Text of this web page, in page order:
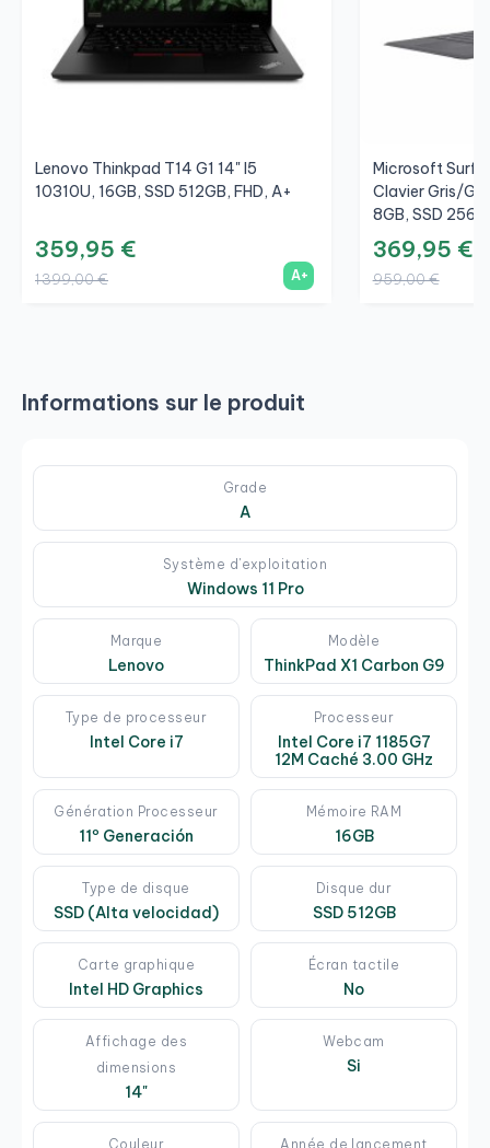
Lenovo Thinkpad T14 G1 14" I5
10310U, 16GB, SSD 512GB, FHD, A+
359,95 €
1 399,00 € A+
Microsoft
Clavier Gris/
8GB, SSD
369,95 €
959,00 €
Informations sur le produit
Grade
A
Système d'exploitation
Windows 11 Pro
Marque
Lenovo
Modèle
ThinkPad X1 Carbon G9
Type de processeur
Intel Core i7
Processeur
Intel Core i7 1185G7
12M Caché 3.00 GHz
Génération Processeur
11º Generación
Mémoire RAM
16GB
Type de disque
SSD (Alta velocidad)
Disque dur
SSD 512GB
Carte graphique
Intel HD Graphics
Écran tactile
No
Affichage des
dimensions
14"
Webcam
Si
Couleur Année de lancement